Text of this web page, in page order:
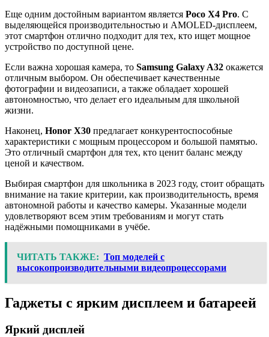
Еще одним достойным вариантом является Poco X4 Pro. С
выделяющейся производительностью и AMOLED-дисплеем,
этот смартфон отлично подходит для тех, кто ищет мощное
устройство по доступной цене.
Если важна хорошая камера, то Samsung Galaxy A32 окажется
отличным выбором. Он обеспечивает качественные
фотографии и видеозаписи, а также обладает хорошей
автономностью, что делает его идеальным для школьной
жизни.
Наконец, Honor X30 предлагает конкурентоспособные
характеристики с мощным процессором и большой памятью.
Это отличный смартфон для тех, кто ценит баланс между
ценой и качеством.
Выбирая смартфон для школьника в 2023 году, стоит обращать
внимание на такие критерии, как производительность, время
автономной работы и качество камеры. Указанные модели
удовлетворяют всем этим требованиям и могут стать
надёжными помощниками в учёбе.
ЧИТАТЬ ТАКЖЕ: Топ моделей с
высокопроизводительными видеопроцессорами
Гаджеты с ярким дисплеем и батареей
Яркий дисплей